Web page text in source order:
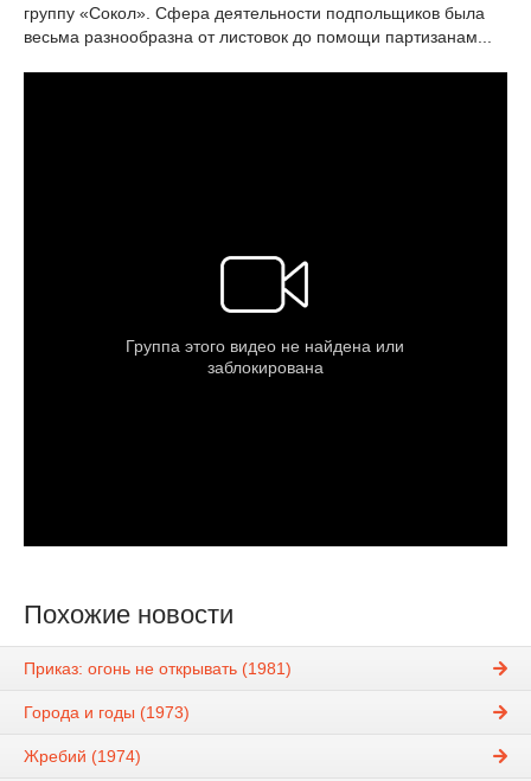
группу «Сокол». Сфера деятельности подпольщиков была
весьма разнообразна от листовок до помощи партизанам...
Похожие новости
Приказ: огонь не открывать (1981)
Города и годы (1973)
Жребий (1974)